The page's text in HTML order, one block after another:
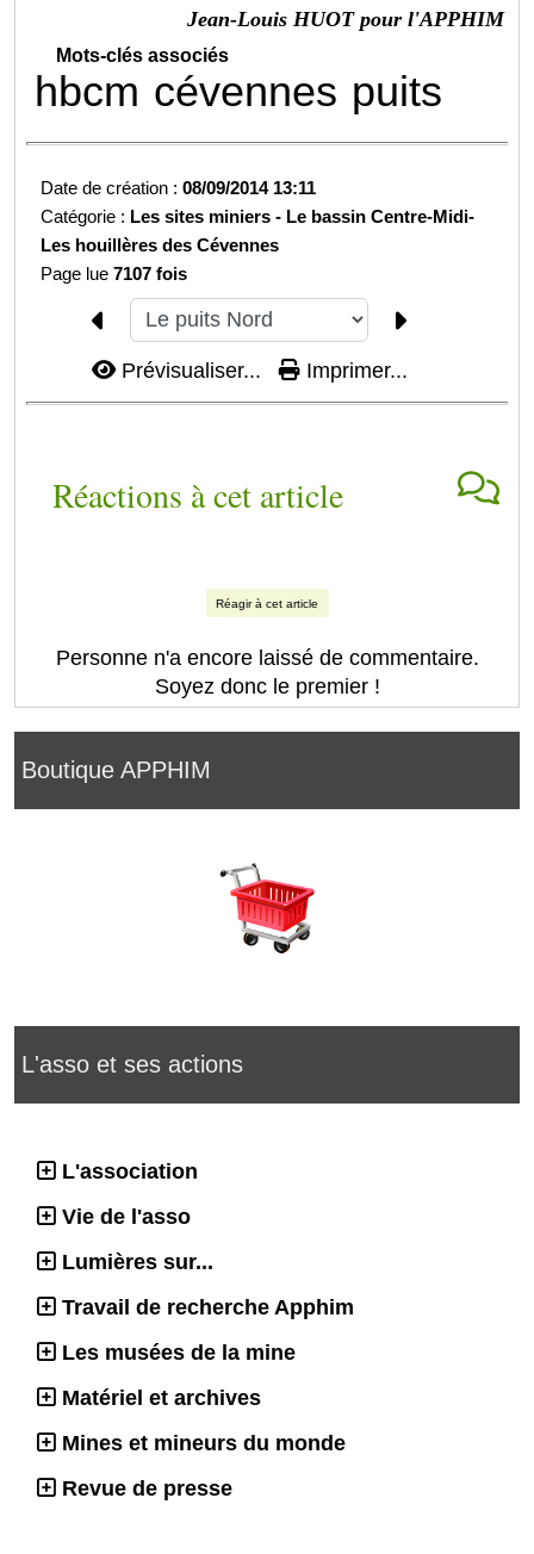
Boutique APPHIM
L'asso et ses actions
L'association
Vie de l'asso
Lumières sur...
Travail de recherche Apphim
Les musées de la mine
Matériel et archives
Mines et mineurs du monde
Revue de presse
Jean-Louis HUOT pour l'APPHIM
Mots-clés associés
hbcm cévennes puits
Date de création :08/09/2014 13:11
Catégorie : Les sites miniers - Le bassin Centre-Midi-
Les houillères des Cévennes
Page lue7107 fois
Prévisualiser... Imprimer...
Réactions à cet article
Réagir à cet article
Personne n'a encore laissé de commentaire.
Soyez donc le premier !